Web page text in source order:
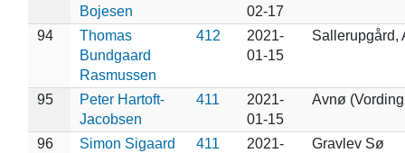
Bojesen
02-17
94
Thomas
Bundgaard
Rasmussen
412
2021-
01-15
Sallerupgård,
95
Peter Hartoft-
Jacobsen
411
2021-
01-15
Avnø
96
Simon Sigaard
411
2021-
Gravlev Sø